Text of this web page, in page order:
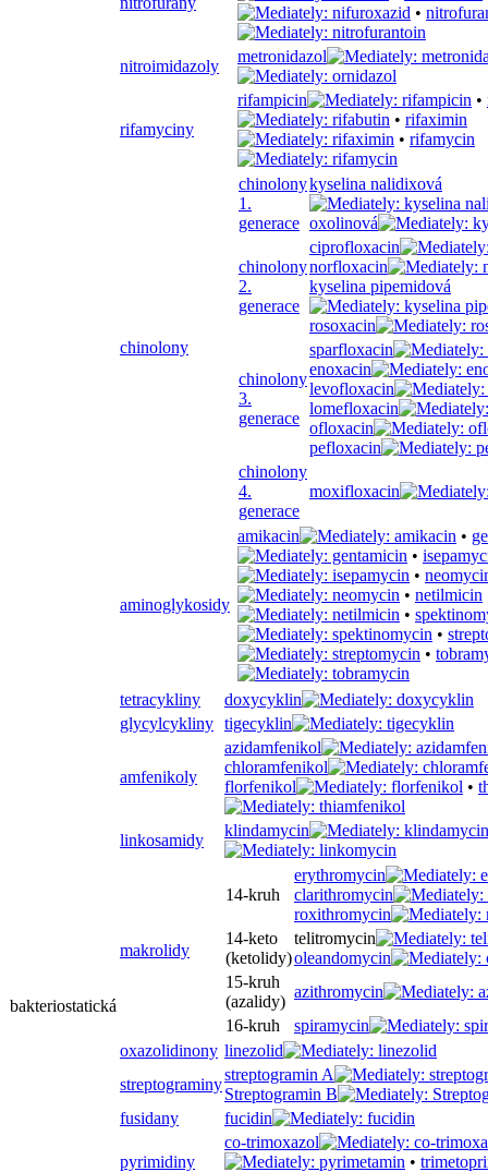
•
nitroimidazoly
metronidazol
rifamyciny
rifampicin •
• rifaximin
• rifamycin
chinolony
chinolony
1.
generace
kyselina nalidixová
oxolinová
chinolony
2.
generace
ciprofloxacin
norfloxacin
kyselina pipemidová
rosoxacin
chinolony
3.
generace
sparfloxacin
enoxacin
levofloxacin
lomefloxacin
ofloxacin
pefloxacin
chinolony
4.
generace
moxifloxacin
aminoglykosidy
amikacin •
•
•
• netilmicin
•
•
•
bakteriostatická
tetracykliny
doxycyklin
glycylcykliny tigecyklin
amfenikoly
azidamfenikol
chloramfenikol
florfenikol
•
linkosamidy
klindamycin
makrolidy
14-kruh
erythromycin
clarithromycin
roxithromycin
14-keto
(ketolidy)
telitromycin
oleandomycin
15-kruh
(azalidy)
azithromycin
16-kruh
spiramycin
oxazolidinony linezolid
streptograminy
streptogramin A
Streptogramin B
fusidany
fucidin
pyrimidiny
co-trimoxazol
•